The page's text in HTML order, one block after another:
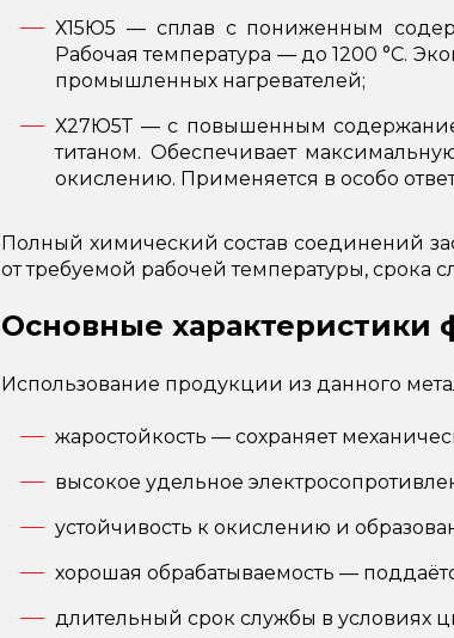
Х15Ю5 — сплав с пониженным
Рабочая температура — до 1200 °C.
промышленных нагревателей;
Х27Ю5Т — с повышенным
титаном. Обеспечивает
окислению. Применяется в особо
Полный химический состав соединений
от требуемой рабочей температуры, срока
Основные характеристики
Использование продукции из данного
жаростойкость — сохраняет
высокое удельное
устойчивость к окислению и
хорошая обрабатываемость —
длительный срок службы в условиях